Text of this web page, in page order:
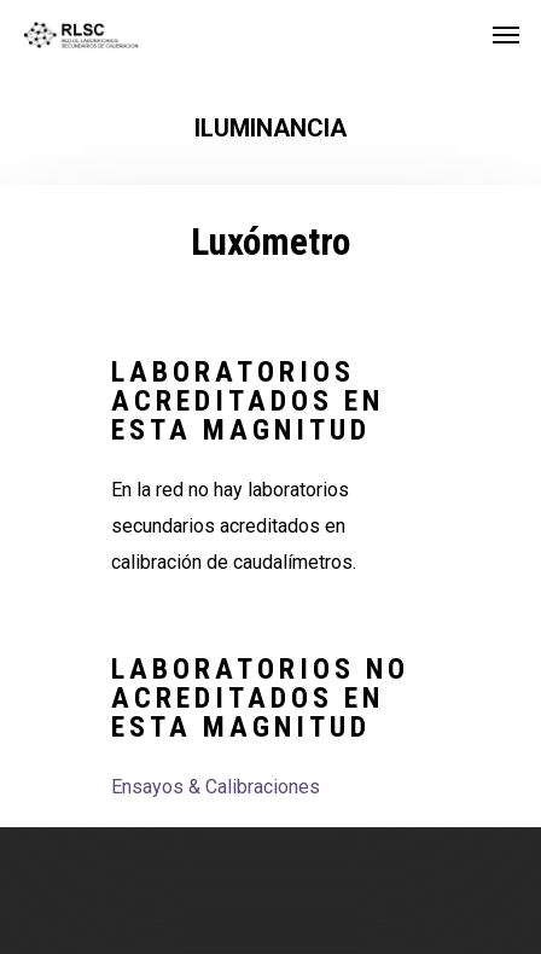
ILUMINANCIA
Luxómetro
LABORATORIOS
ACREDITADOS EN
ESTA MAGNITUD
En la red no hay laboratorios
secundarios acreditados en
calibración de caudalímetros.
LABORATORIOS NO
ACREDITADOS EN
ESTA MAGNITUD
Ensayos & Calibraciones